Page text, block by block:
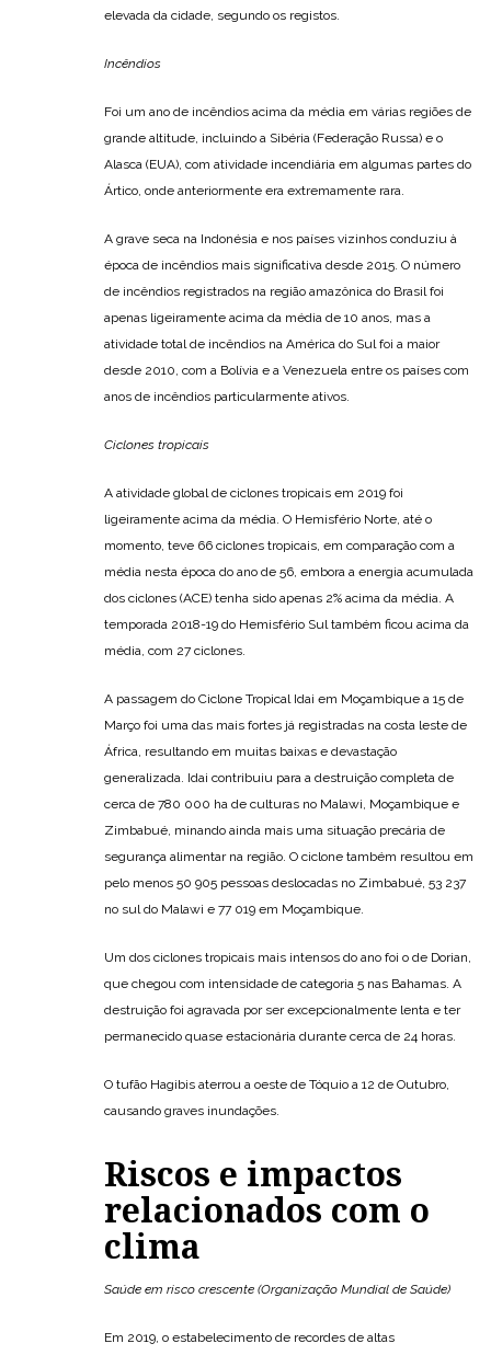
elevada da cidade, segundo os registos.
Incêndios
Foi um ano de incêndios acima da média em várias regiões de
grande altitude, incluindo a Sibéria (Federação Russa) e o
Alasca (EUA), com atividade incendiária em algumas partes do
Ártico, onde anteriormente era extremamente rara.
A grave seca na Indonésia e nos países vizinhos conduziu à
época de incêndios mais significativa desde 2015. O número
de incêndios registrados na região amazônica do Brasil foi
apenas ligeiramente acima da média de 10 anos, mas a
atividade total de incêndios na América do Sul foi a maior
desde 2010, com a Bolívia e a Venezuela entre os países com
anos de incêndios particularmente ativos.
Ciclones tropicais
A atividade global de ciclones tropicais em 2019 foi
ligeiramente acima da média. O Hemisfério Norte, até o
momento, teve 66 ciclones tropicais, em comparação com a
média nesta época do ano de 56, embora a energia acumulada
dos ciclones (ACE) tenha sido apenas 2% acima da média. A
temporada 2018-19 do Hemisfério Sul também ficou acima da
média, com 27 ciclones.
A passagem do Ciclone Tropical Idai em Moçambique a 15 de
Março foi uma das mais fortes já registradas na costa leste de
África, resultando em muitas baixas e devastação
generalizada. Idai contribuiu para a destruição completa de
cerca de 780 000 ha de culturas no Malawi, Moçambique e
Zimbabué, minando ainda mais uma situação precária de
segurança alimentar na região. O ciclone também resultou em
pelo menos 50 905 pessoas deslocadas no Zimbabué, 53 237
no sul do Malawi e 77 019 em Moçambique.
Um dos ciclones tropicais mais intensos do ano foi o de Dorian,
que chegou com intensidade de categoria 5 nas Bahamas. A
destruição foi agravada por ser excepcionalmente lenta e ter
permanecido quase estacionária durante cerca de 24 horas.
O tufão Hagibis aterrou a oeste de Tóquio a 12 de Outubro,
causando graves inundações.
Riscos e impactos
relacionados com o
clima
Saúde em risco crescente (Organização Mundial de Saúde)
Em 2019, o estabelecimento de recordes de altas